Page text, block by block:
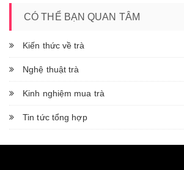
CÓ THỂ BẠN QUAN TÂM
Kiến thức về trà
Nghệ thuật trà
Kinh nghiệm mua trà
Tin tức tổng hợp